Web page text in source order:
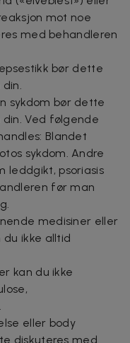
mot noe
med behandleren
bør dette
sykdom bør dette
Ved følgende
Blandet
sykdom. Andre
leddgikt, psoriasis
før man
medisiner eller
du ikke alltid
kan du ikke
eller body
diskuteres med